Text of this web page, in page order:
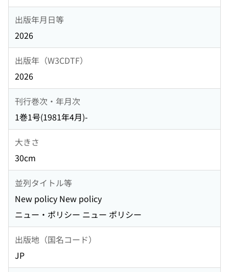
出版年月日等
2026
出版年（W3CDTF）
2026
刊行巻次・年月次
1巻1号(1981年4月)-
大きさ
30cm
並列タイトル等
New policy New policy
ニュー・ポリシー ニュー ポリシー
出版地（国名コード）
JP